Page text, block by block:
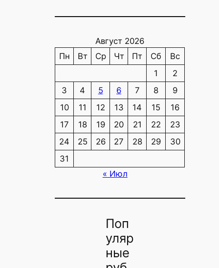
Август 2026
Пн
Вт Ср Чт Пт Сб
Вс
1
2
3
4 5 6 7 8
9
10
11 12 13 14 15
16
17
18 19 20 21 22
23
24
25 26 27 28 29
30
31
« Июл
Поп
уляр
ные